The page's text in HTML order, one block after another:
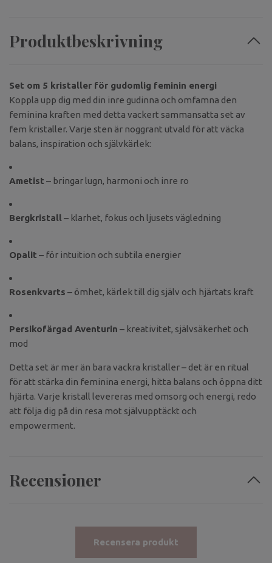
Produktbeskrivning
Set om 5 kristaller för gudomlig feminin energi
Koppla upp dig med din inre gudinna och omfamna den
feminina kraften med detta vackert sammansatta set av
fem kristaller. Varje sten är noggrant utvald för att väcka
balans, inspiration och självkärlek:
Ametist – bringar lugn, harmoni och inre ro
Bergkristall– klarhet, fokus och ljusets vägledning
Opalit – för intuition och subtila energier
Rosenkvarts – ömhet, kärlek till dig själv och hjärtats kraft
Persikofärgad Aventurin – kreativitet, självsäkerhet och
mod
Detta set är mer än bara vackra kristaller – det är en ritual
för att stärka din feminina energi, hitta balans och öppna ditt
hjärta. Varje kristall levereras med omsorg och energi, redo
att följa dig på din resa mot självupptäckt och
empowerment.
Recensioner
Recensera produkt